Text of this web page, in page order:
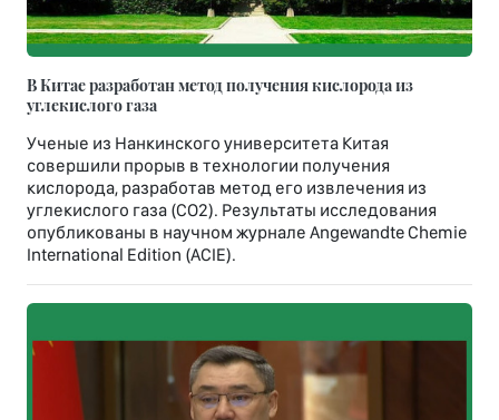
В Китае разработан метод получения кислорода из
углекислого газа
Ученые из Нанкинского университета Китая
совершили прорыв в технологии получения
кислорода, разработав метод его извлечения из
углекислого газа (CO2). Результаты исследования
опубликованы в научном журнале Angewandte Chemie
International Edition (ACIE).